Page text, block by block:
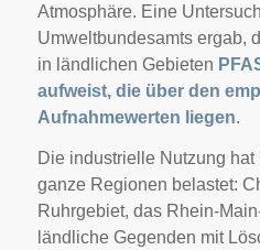
Atmosphäre. Eine
Umweltbundesamts ergab,
in ländlichen Gebieten
aufweist, die über den
Aufnahmewerten liegen.
Die industrielle Nutzung
ganze Regionen belastet:
Ruhrgebiet, das Rhein-
ländliche Gegenden mit